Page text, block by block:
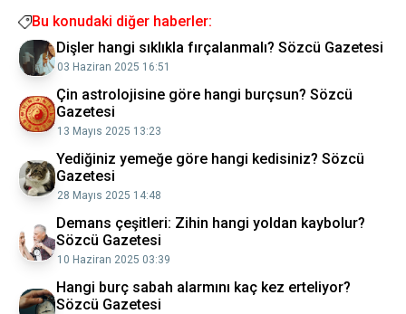
Bu konudaki diğer haberler:
Dişler hangi sıklıkla fırçalanmalı? Sözcü Gazetesi
03 Haziran 2025 16:51
Çin astrolojisine göre hangi burçsun? Sözcü
Gazetesi
13 Mayıs 2025 13:23
Yediğiniz yemeğe göre hangi kedisiniz? Sözcü
Gazetesi
28 Mayıs 2025 14:48
Demans çeşitleri: Zihin hangi yoldan kaybolur?
Sözcü Gazetesi
10 Haziran 2025 03:39
Hangi burç sabah alarmını kaç kez erteliyor?
Sözcü Gazetesi